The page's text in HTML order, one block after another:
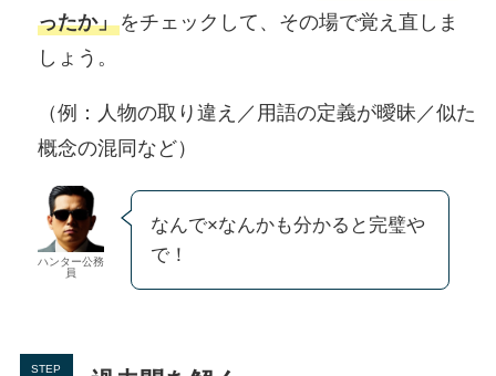
ったか」をチェックして、その場で覚え直しま
しょう。
（例：人物の取り違え／用語の定義が曖昧／似た
概念の混同など）
ハンター公務
員
なんで×なんかも分かると完璧や
で！
STEP